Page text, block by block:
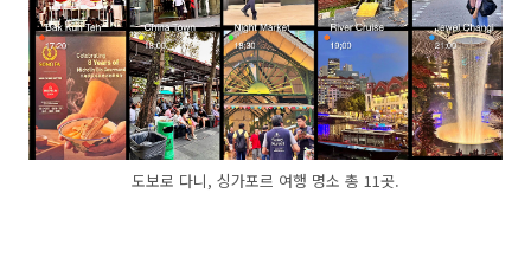
도보로 다니, 싱가포르 여행 명소 총 11곳.